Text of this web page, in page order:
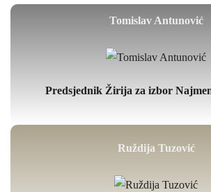
Tomislav Antunović
Predsjednik Žirija za izbor
Ruždija Tuzović